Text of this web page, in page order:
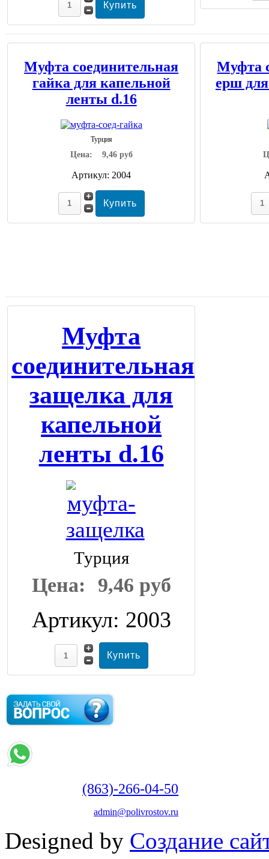
Муфта соединительная
гайка для капельной
ленты d.16
Турция
Цена: 9,46 руб
Артикул: 2004
Муфта
ерш
Муфта
соединительная
защелка для
капельной
ленты d.16
Турция
Цена: 9,46 руб
Артикул: 2003
(863)-266-04-50
admin@polivrostov.ru
Designed by Создание